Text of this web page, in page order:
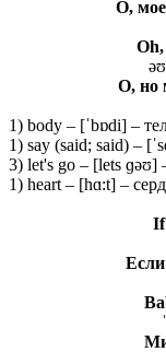
О, мое
О, но
1) body – [ˈbɒdi] –
1) say (said; said) –
3) let's go – [lets ɡəʊ]
1) heart – [hɑ:t] –
If